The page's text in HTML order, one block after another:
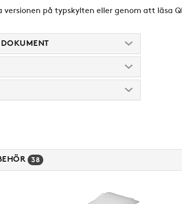
versionen på typskylten eller genom att läsa
38